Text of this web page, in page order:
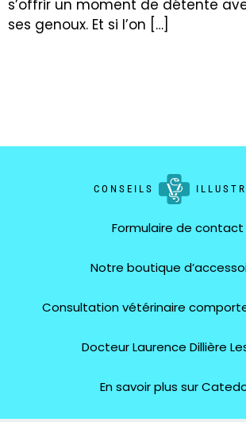
s’offrir un moment de détente
ses genoux. Et si l’on […]
CONSEILS
Formulaire de contact
Notre boutique
Consultation vétérinaire
Docteur Laurence Dillière
En savoir plus sur